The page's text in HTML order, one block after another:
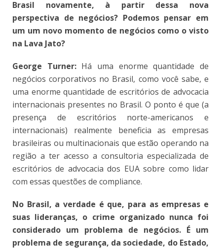
Brasil novamente, à partir dessa nova
perspectiva de negócios? Podemos pensar em
um um novo momento de negócios como o visto
na Lava Jato?
George Turner: Há uma enorme quantidade de
negócios corporativos no Brasil, como você sabe, e
uma enorme quantidade de escritórios de advocacia
internacionais presentes no Brasil. O ponto é que (a
presença de escritórios norte-americanos e
internacionais) realmente beneficia as empresas
brasileiras ou multinacionais que estão operando na
região a ter acesso a consultoria especializada de
escritórios de advocacia dos EUA sobre como lidar
com essas questões de compliance.
No Brasil, a verdade é que, para as empresas e
suas lideranças, o crime organizado nunca foi
considerado um problema de negócios. É um
problema de segurança, da sociedade, do Estado,